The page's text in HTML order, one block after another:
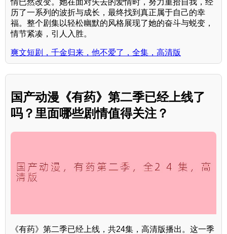
历了一系列的波折与成长，最终找到真正属于自己的幸
福。整个剧集以轻松幽默的风格展现了她的奋斗与蜕变，
情节紧凑，引人入胜。
爽文短剧，千金归来，他不爱了，全集，高清版
国产动漫《有药》第二季已经上线了
吗？里面哪些剧情值得关注？
《有药》第二季已经上线，共24集，高清版播出。这一季